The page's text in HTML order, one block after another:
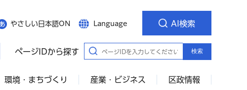
やさしい日本語ON Language AI検索
ページIDから探す 検索
環境・まちづくり 産業・ビジネス 区政情報